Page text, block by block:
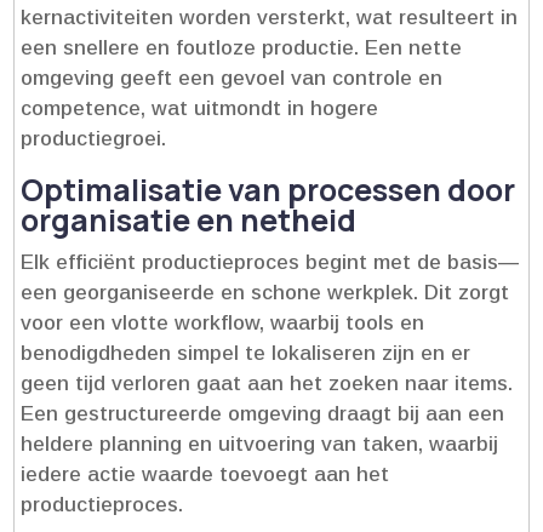
kernactiviteiten worden versterkt, wat resulteert in
een snellere en foutloze productie.​ Een nette
omgeving geeft een gevoel van controle en
competence, wat uitmondt in hogere
productiegroei.​
Optimalisatie van processen door
organisatie en netheid
Elk efficiënt productieproces begint met de basis—
een georganiseerde en schone werkplek.​ Dit zorgt
voor een vlotte workflow, waarbij tools en
benodigdheden simpel te lokaliseren zijn en er
geen tijd verloren gaat aan het zoeken naar items.​
Een gestructureerde omgeving draagt bij aan een
heldere planning en uitvoering van taken, waarbij
iedere actie waarde toevoegt aan het
productieproces.​